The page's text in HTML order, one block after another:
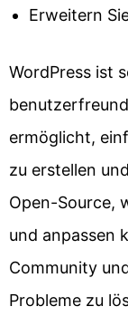
Erweitern
WordPress ist
ermöglicht,
zu erstellen
Open-Source,
und anpassen
Community
Probleme zu